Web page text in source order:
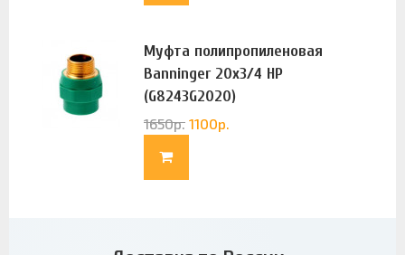
Муфта полипропиленовая
Banninger 20х3/4 НР
(G8243G2020)
1650р. 1100р.